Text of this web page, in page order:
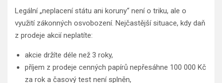
Legální „neplacení státu ani koruny“ není o triku, ale o
využití zákonných osvobození. Nejčastější situace, kdy daň
z prodeje akcií neplatíte:
akcie držíte déle než 3 roky,
příjem z prodeje cenných papírů nepřesáhne 100 000 Kč
za rok a časový test není splněn,